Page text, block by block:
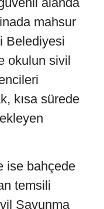
mahsur
Belediyesi
okulun sivil
kısa sürede
ise bahçede
temsili
Savunma